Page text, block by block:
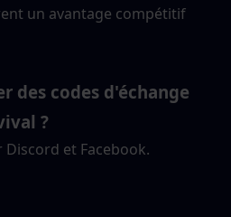
un avantage compétitif
des codes d'échange
?
et Facebook.